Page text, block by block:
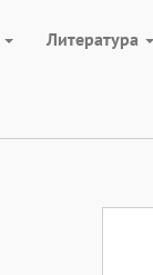
Литература